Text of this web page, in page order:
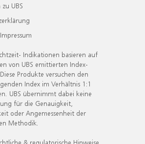
UBS
Indikationen basieren auf
von UBS emittierten Index-
Produkte versuchen den
Index im Verhältnis 1:1
UBS übernimmt dabei keine
für die Genauigkeit,
oder Angemessenheit der
Methodik.